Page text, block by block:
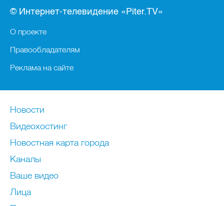
© Интернет-телевидение «Piter.TV»
О проекте
Правообладателям
Реклама на сайте
Новости
Видеохостинг
Новостная карта города
Каналы
Ваше видео
Лица